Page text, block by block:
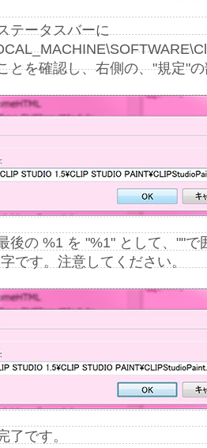
テータスバーに
とを確認し、右側の、"規定"
後の %1 を "%1" として、""で
です。注意してください。
了です。